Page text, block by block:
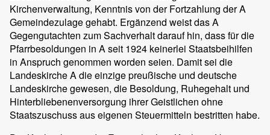
Kirchenverwaltung, Kenntnis von der Fortzahlung der A
Gemeindezulage gehabt. Ergänzend weist das A
Gegengutachten zum Sachverhalt darauf hin, dass für die
Pfarrbesoldungen in A seit 1924 keinerlei Staatsbeihilfen
in Anspruch genommen worden seien. Damit sei die
Landeskirche A die einzige preußische und deutsche
Landeskirche gewesen, die Besoldung, Ruhegehalt und
Hinterbliebenenversorgung ihrer Geistlichen ohne
Staatszuschuss aus eigenen Steuermitteln bestritten habe.